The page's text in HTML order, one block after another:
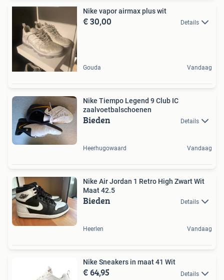
Nike vapor airmax plus wit
€ 30,00 Details
Gouda Vandaag
Nike Tiempo Legend 9 Club IC
zaalvoetbalschoenen
Bieden Details
Heerhugowaard Vandaag
Nike Air Jordan 1 Retro High Zwart Wit
Maat 42.5
Bieden Details
Heerlen Vandaag
Nike Sneakers in maat 41 Wit
€ 64,95 Details